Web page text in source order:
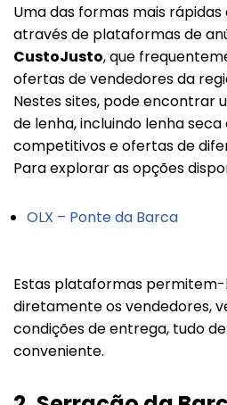
Uma das formas mais
através de plataformas de
CustoJusto, que
ofertas de vendedores da
Nestes sites, pode encontrar
de lenha, incluindo lenha
competitivos e ofertas de
Para explorar as opções
OLX – Ponte da Barca
Estas plataformas
diretamente os vendedores,
condições de entrega, tudo
conveniente.